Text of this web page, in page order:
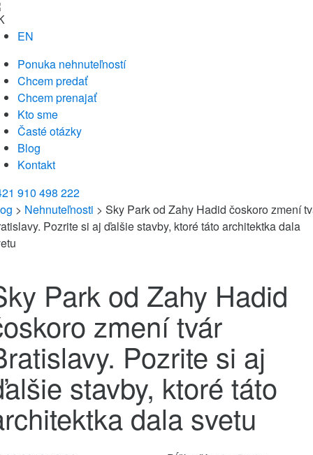
EN
Ponuka nehnuteľností
Chcem predať
Chcem prenajať
Kto sme
Časté otázky
Blog
Kontakt
910 498 222
> Nehnuteľnosti > Sky Park od Zahy Hadid čoskoro zmení
Pozrite si aj ďalšie stavby, ktoré táto architektka dala
Park od Zahy Hadid
zmení tvár
Pozrite si aj
stavby, ktoré táto
dala svetu